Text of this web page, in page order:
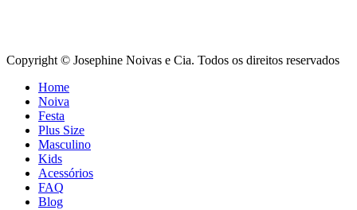
Copyright © Josephine Noivas e Cia. Todos os direitos reservados
Home
Noiva
Festa
Plus Size
Masculino
Kids
Acessórios
FAQ
Blog